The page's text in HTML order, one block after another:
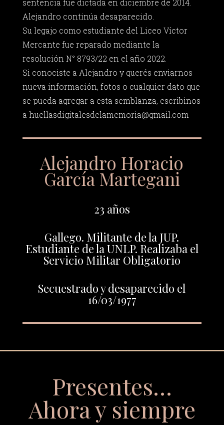
sentencia fue dictada en diciembre de 2014.
Alejandro continúa desaparecido.
Su legajo como estudiante del Liceo Víctor
Mercante fue reparado mediante la
resolución N° 8793/22 en el año 2022.
Si conociste a Alejandro y querés enviarnos
nueva información, fotos o cualquier dato que
se pueda agregar a esta semblanza, escribinos
a huellasdigitalesdelamemoria@gmail.com
Alejandro Horacio
García Martegani
23 años
Gallego. Militante de la JUP.
Estudiante de la UNLP. Realizaba el
Servicio Militar Obligatorio
Secuestrado y desaparecido el
16/03/1977
Presentes…
Ahora y siempre